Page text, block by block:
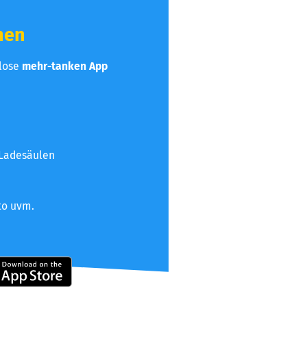
mehr-tanken App
uvm.